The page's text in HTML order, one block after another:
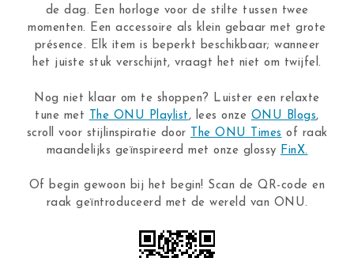
de dag. Een horloge voor de stilte tussen twee
momenten. Een accessoire als klein gebaar met grote
présence. Elk item is beperkt beschikbaar; wanneer
het juiste stuk verschijnt, vraagt het niet om twijfel.
Nog niet klaar om te shoppen? Luister een relaxte
tune met
The ONU Playlist , lees onze ONU Blogs,
scroll voor stijlinspiratie door
The ONU Times of raak
maandelijks geïnspireerd met onze glossy FinX.
Of begin gewoon bij het begin! Scan de QR-code en
raak geïntroduceerd met de wereld van ONU.